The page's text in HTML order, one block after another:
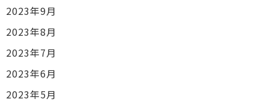
2023年9月
2023年8月
2023年7月
2023年6月
2023年5月